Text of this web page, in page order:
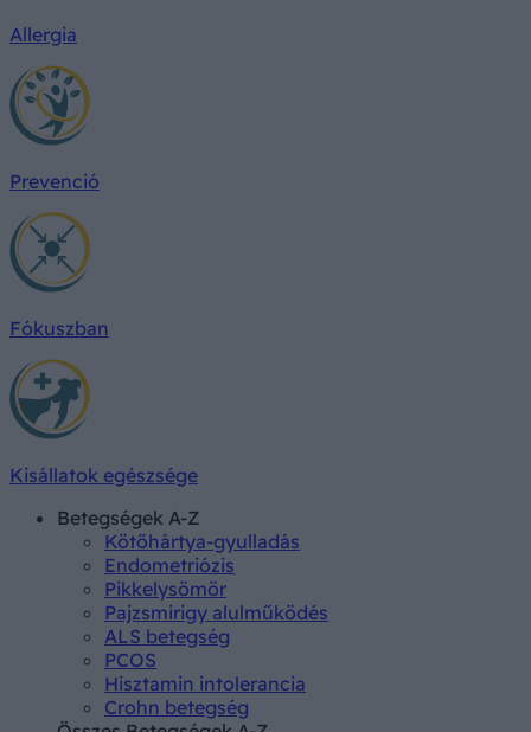
Allergia
Prevenció
Fókuszban
Kisállatok egészsége
Betegségek A-Z
Kötőhártya-gyulladás
Endometriózis
Pikkelysömör
Pajzsmirigy alulműködés
ALS betegség
PCOS
Hisztamin intolerancia
Crohn betegség